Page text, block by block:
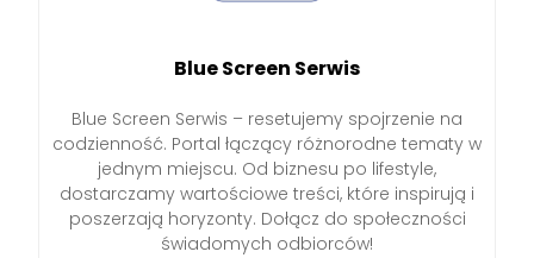
Blue Screen Serwis
Blue Screen Serwis – resetujemy spojrzenie na
codzienność. Portal łączący różnorodne tematy w
jednym miejscu. Od biznesu po lifestyle,
dostarczamy wartościowe treści, które inspirują i
poszerzają horyzonty. Dołącz do społeczności
świadomych odbiorców!